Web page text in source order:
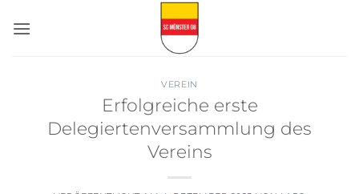
Inhalt
VEREIN
Erfolgreiche erste
Delegiertenversammlung des
Vereins